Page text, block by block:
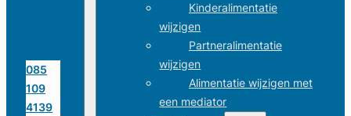
085
109
4139
Kinderalimentatie
wijzigen
Partneralimentatie
wijzigen
Alimentatie wijzigen met
een mediator